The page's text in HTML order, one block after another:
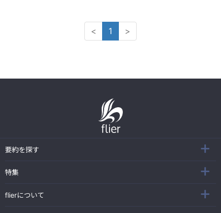
< 1 >
要約を探す
特集
flierについて